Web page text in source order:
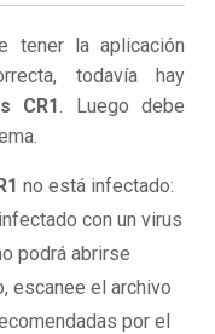
tener la aplicación
todavía hay
CR1. Luego debe
no está infectado:
con un virus
podrá abrirse
escanee el archivo
por el